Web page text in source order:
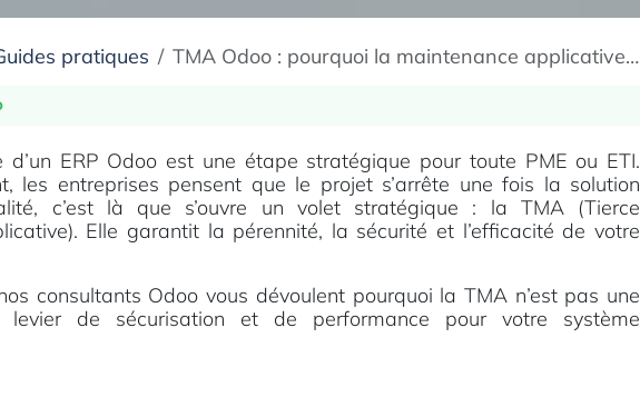
pratiques TMA Odoo : pourquoi la maintenance applicative est clé pour sécuriser votre ERP
ERP Odoo est une étape stratégique pour toute PME ou ETI.
les entreprises pensent que le projet s’arrête une fois la solution
c’est là que s’ouvre un volet stratégique : la TMA (Tierce
Elle garantit la pérennité, la sécurité et l’efficacité de votre
consultants Odoo vous dévoulent pourquoi la TMA n’est pas une
de sécurisation et de performance pour votre système